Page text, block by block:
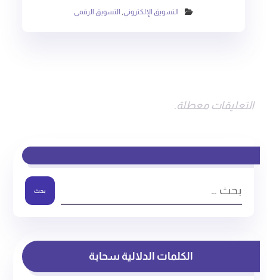
التسويق الإلكتروني, التسويق الرقمي
التعليقات معطلة.
بحث
الكلمات الدلالية سحابة